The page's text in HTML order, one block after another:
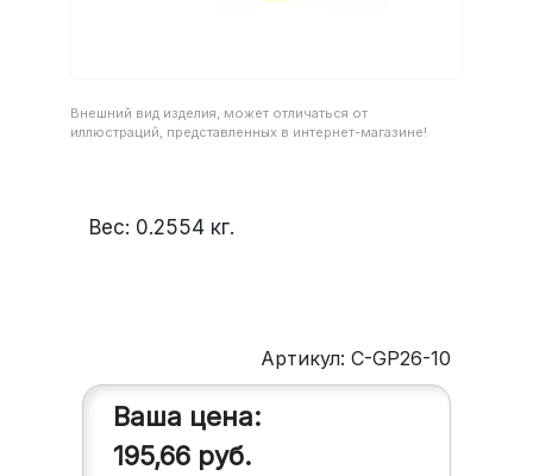
Внешний вид изделия, может отличаться от
иллюстраций, представленных в интернет-магазине!
Вес: 0.2554 кг.
Артикул: C-GP26-10
Ваша цена:
195,66 руб.